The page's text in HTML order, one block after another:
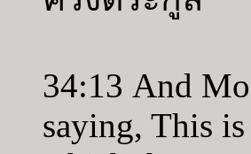
34:13 And
saying, This